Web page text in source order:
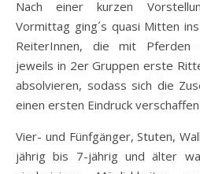
Nach einer kurzen
Vormittag ging´s quasi Mitten
ReiterInnen, die mit Pferden
jeweils in 2er Gruppen erste
absolvieren, sodass sich die
einen ersten Eindruck
Vier- und Fünfgänger, Stuten,
jährig bis 7-jährig und älter